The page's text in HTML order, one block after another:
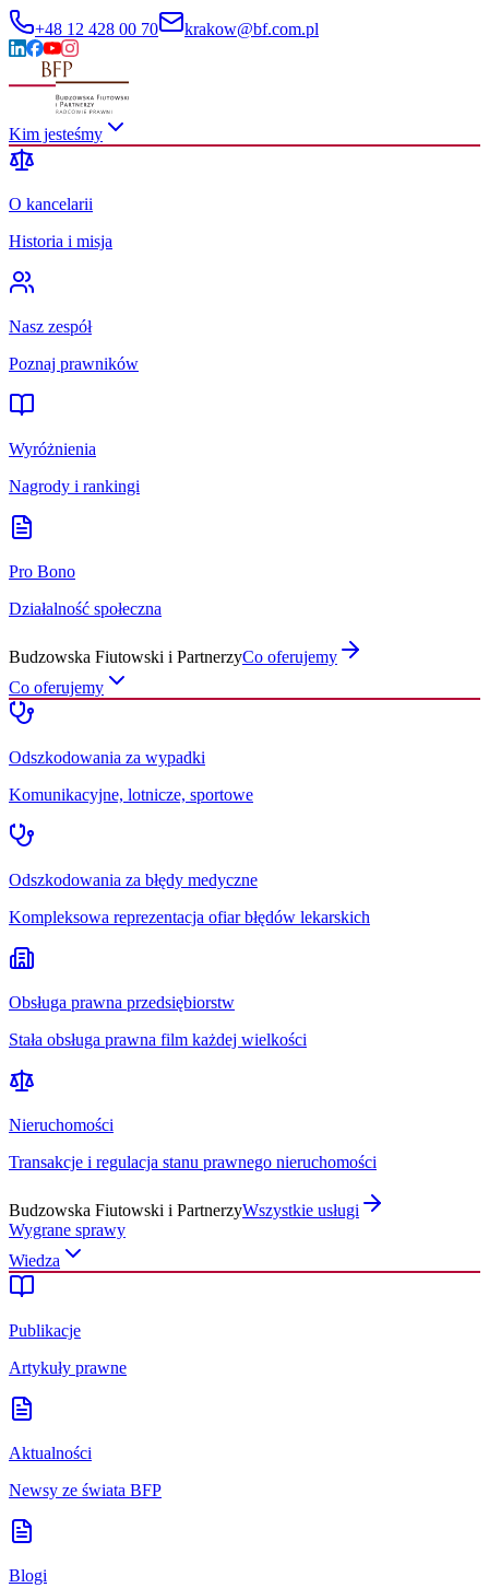
+48 12 428 00 70 krakow@bf.com.pl
Kim jesteśmy
O kancelarii
Historia i misja
Nasz zespół
Poznaj prawników
Wyróżnienia
Nagrody i rankingi
Pro Bono
Działalność społeczna
Budzowska Fiutowski i PartnerzyCo oferujemy
Co oferujemy
Odszkodowania za wypadki
Komunikacyjne, lotnicze, sportowe
Odszkodowania za błędy medyczne
Kompleksowa reprezentacja ofiar błędów lekarskich
Obsługa prawna przedsiębiorstw
Stała obsługa prawna film każdej wielkości
Nieruchomości
Transakcje i regulacja stanu prawnego nieruchomości
Budzowska Fiutowski i PartnerzyWszystkie usługi
Wygrane sprawy
Wiedza
Publikacje
Artykuły prawne
Aktualności
Newsy ze świata BFP
Blogi